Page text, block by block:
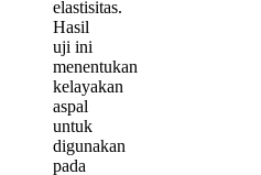
elastisitas.
Hasil
uji ini
menentukan
kelayakan
aspal
untuk
digunakan
pada